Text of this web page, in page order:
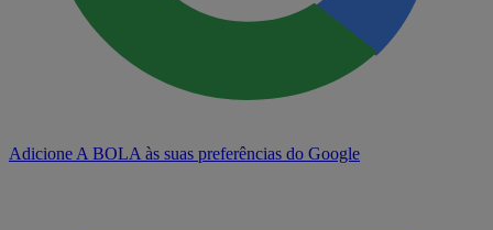
Adicione A BOLA às suas preferências do Google